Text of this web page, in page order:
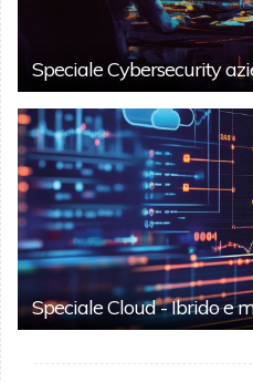
Speciale Cybersecurity
Speciale Cloud - Ibrido e